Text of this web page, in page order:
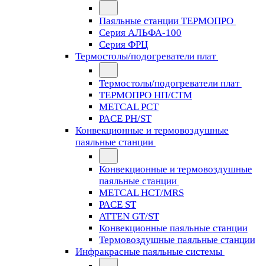
Паяльные станции ТЕРМОПРО
Серия АЛЬФА-100
Серия ФРЦ
Термостолы/подогреватели плат
Термостолы/подогреватели плат
ТЕРМОПРО НП/СТМ
METCAL PCT
PACE PH/ST
Конвекционные и термовоздушные
паяльные станции
Конвекционные и термовоздушные
паяльные станции
METCAL HCT/MRS
PACE ST
ATTEN GT/ST
Конвекционные паяльные станции
Термовоздушные паяльные станции
Инфракрасные паяльные системы